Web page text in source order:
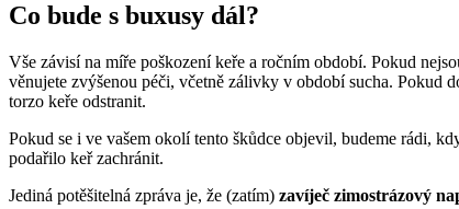
Co bude s buxusy dál?
Vše závisí na míře poškození keře a ročním období. Pokud
věnujete zvýšenou péči, včetně zálivky v období sucha. Pokud
torzo keře odstranit.
Pokud se i ve vašem okolí tento škůdce objevil, budeme rádi,
podařilo keř zachránit.
Jediná potěšitelná zpráva je, že (zatím) zavíječ zimostrázový